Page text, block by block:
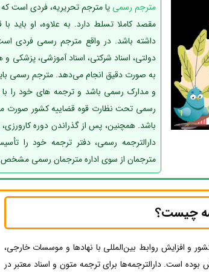
مترجم رسمی یا مترجم تحریریه، فردی است
مقصد کاملا تسلط دارد. به علاوه، او باید
داشته باشد. در واقع مترجم رسمی فردی
دولتی، اسناد شرکتی، اسناد آموزشی، پزشکی و
به صورت دقیق انجام می‌دهد. مترجم رسمی
و مدارک رسمی باشد و ترجمه های خود را با
رسمی تحت نظارت قوه قضاییه کشور صورت
باشد. همچنین، پس از گذراندن دوره
دارالترجمه رسمی، دفتر ترجمه خود را
مترجمان از سوی اداره مترجمان رسمی مشخص
چیست؟
و افزایش روابط بین‌المللی با نهادها و موسسات خارجی،
است. دارالترجمه‌ها برای ترجمه متون و اسناد معتبر در